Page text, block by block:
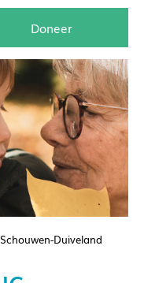
Doneer
Duiveland